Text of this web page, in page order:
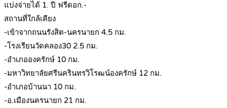
แบ่งจ่ายได้ 1. ปี ฟรีดอก.-
สถานที่ใกล้เคียง
-เข้าจากถนนรังสิต-นครนายก 4.5 กม.
-โรงเรียนวัดคลอง30 2.5 กม.
-อำเภอองครักษ์ 10 กม.
-มหาวิทยาลัยศรีนครินทรวิโรฒน์องครักษ์ 12 กม.
-อำเภอบ้านนา 10 กม.
-อ.เมืองนครนายก 21 กม.